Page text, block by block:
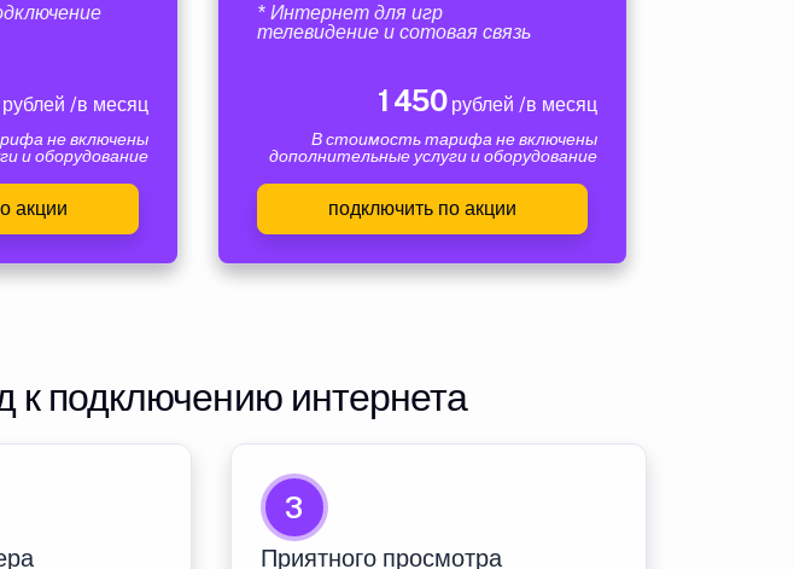
/в месяц
не включены
и оборудование
акции
* Интернет для игр
телевидение и сотовая связь
1 450рублей /в месяц
В стоимость тарифа не включены
дополнительные услуги и оборудование
подключить по акции
к подключению интернета
3
Приятного просмотра